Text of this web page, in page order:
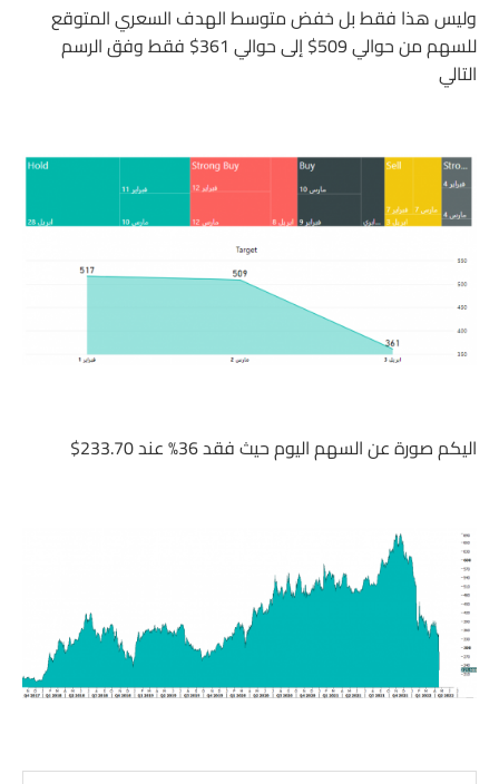
وليس هذا فقط بل خفض متوسط الهدف السعري المتوقع
للسهم من حوالي 509$ إلى حوالي 361$ فقط وفق الرسم
التالي
اليكم صورة عن السهم اليوم حيث فقد 36% عند 233.70$